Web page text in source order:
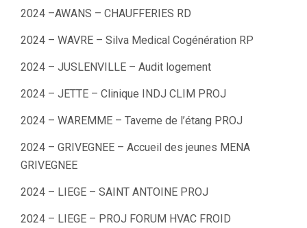
2024 –AWANS – CHAUFFERIES RD
2024 – WAVRE – Silva Medical Cogénération RP
2024 – JUSLENVILLE – Audit logement
2024 – JETTE – Clinique INDJ CLIM PROJ
2024 – WAREMME – Taverne de l’étang PROJ
2024 – GRIVEGNEE – Accueil des jeunes MENA
GRIVEGNEE
2024 – LIEGE – SAINT ANTOINE PROJ
2024 – LIEGE – PROJ FORUM HVAC FROID